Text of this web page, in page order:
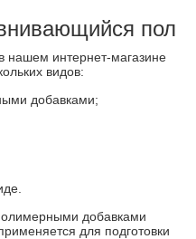
пол
интернет-магазине
видов:
добавками;
добавками
для подготовки